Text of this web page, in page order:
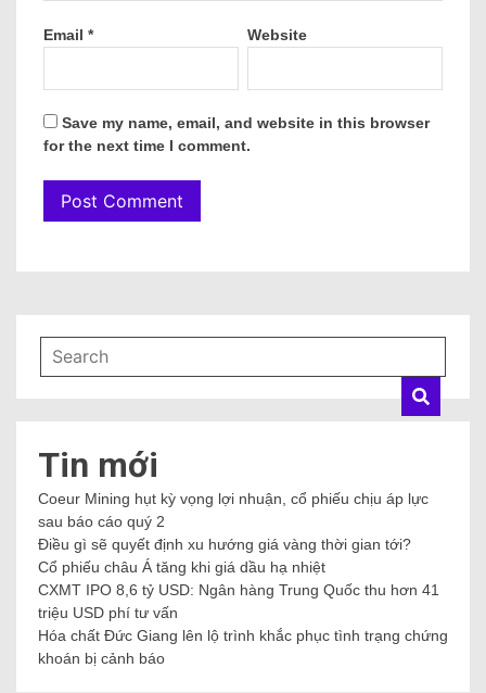
Email * Website
Save my name, email, and website in this browser
for the next time I comment.
Tin mới
Coeur Mining hụt kỳ vọng lợi nhuận, cổ phiếu chịu áp lực
sau báo cáo quý 2
Điều gì sẽ quyết định xu hướng giá vàng thời gian tới?
Cổ phiếu châu Á tăng khi giá dầu hạ nhiệt
CXMT IPO 8,6 tỷ USD: Ngân hàng Trung Quốc thu hơn 41
triệu USD phí tư vấn
Hóa chất Đức Giang lên lộ trình khắc phục tình trạng chứng
khoán bị cảnh báo